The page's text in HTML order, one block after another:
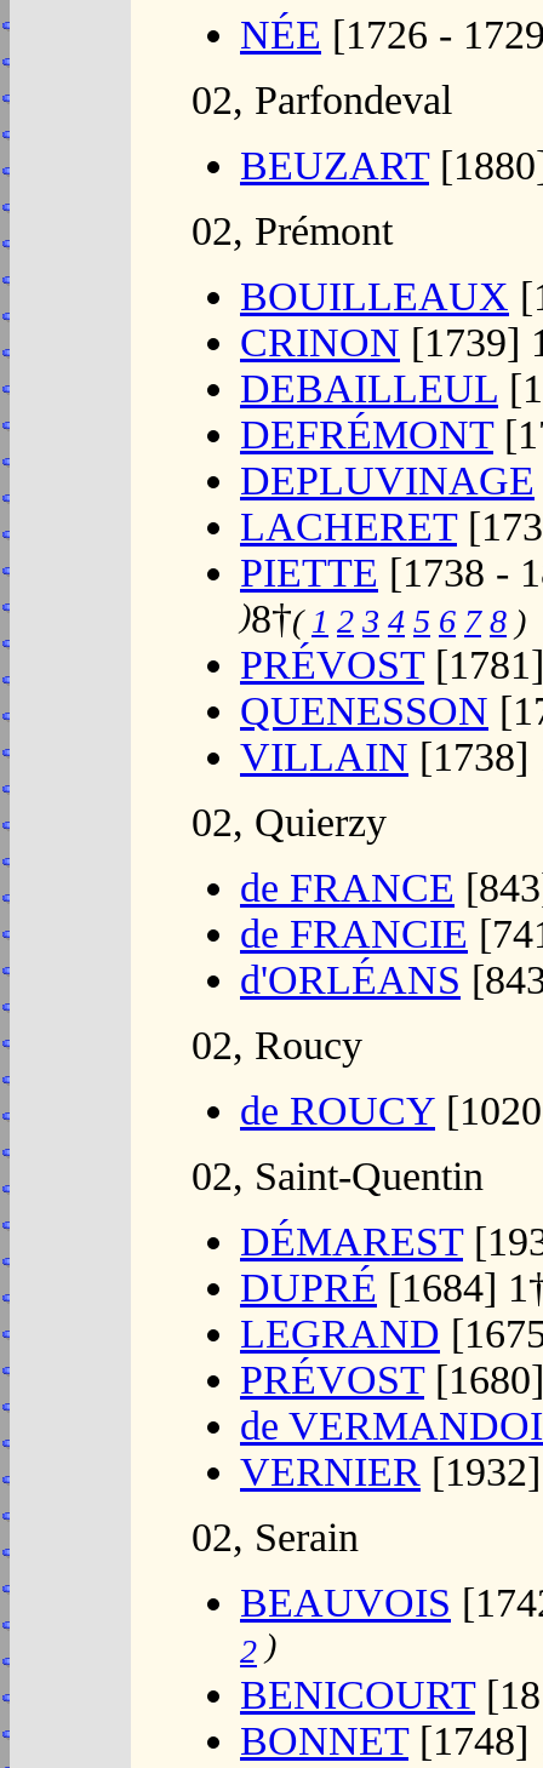
NÉE [1726 -
02, Parfondeval
BEUZART
02, Prémont
BOUILLEAUX
CRINON [1739]
DEBAILLEUL
DEFRÉMONT
DEPLUVINAGE
LACHERET
PIETTE [1738 -
)8†(1 2 3 4 5 6 7 8 )
PRÉVOST
QUENESSON
VILLAIN [1738]
02, Quierzy
de FRANCE
de FRANCIE
d'ORLÉANS
02, Roucy
de ROUCY
02, Saint-Quentin
DÉMAREST
DUPRÉ [1684]
LEGRAND
PRÉVOST
de
VERNIER
02, Serain
BEAUVOIS
2 )
BENICOURT
BONNET[1748]